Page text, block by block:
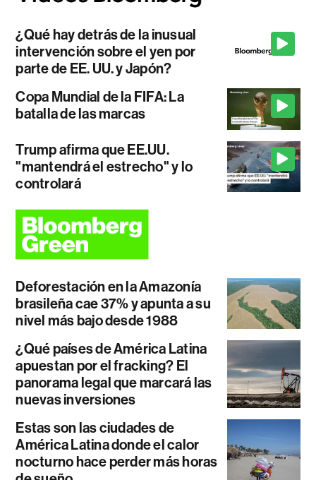
¿Qué hay detrás de la inusual
intervención sobre el yen por
parte de EE. UU. y Japón?
Copa Mundial de la FIFA: La
batalla de las marcas
Trump afirma que EE.UU.
"mantendrá el estrecho" y lo
controlará
Deforestación en la Amazonía
brasileña cae 37% y apunta a su
nivel más bajo desde 1988
¿Qué países de América Latina
apuestan por el fracking? El
panorama legal que marcará las
nuevas inversiones
Estas son las ciudades de
América Latina donde el calor
nocturno hace perder más horas